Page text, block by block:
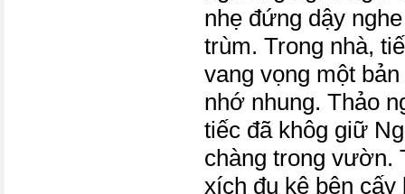
nhẹ đứng dậy
trùm. Trong nhà,
vang vọng một
nhớ nhung. Thảo
tiếc đã khôg giữ
chàng trong vườn.
xích đu kê bên cấy